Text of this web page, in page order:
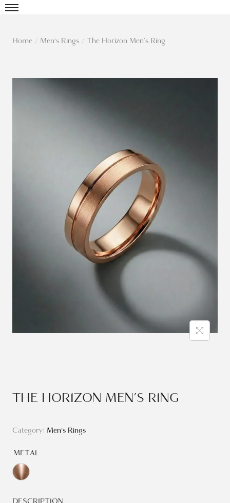
Home / Men's Rings / The Horizon Men’s Ring
THE HORIZON MEN’S RING
Category: Men's Rings
METAL
DESCRIPTION